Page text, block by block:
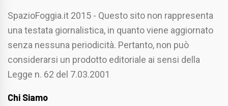
SpazioFoggia.it 2015 - Questo sito non rappresenta
una testata giornalistica, in quanto viene aggiornato
senza nessuna periodicità. Pertanto, non può
considerarsi un prodotto editoriale ai sensi della
Legge n. 62 del 7.03.2001
Chi Siamo